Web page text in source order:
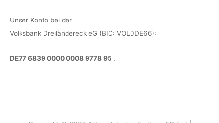
Unser Konto bei der
Volksbank Dreiländereck eG (BIC: VOL0DE66):
DE77 6839 0000 0008 9778 95 .